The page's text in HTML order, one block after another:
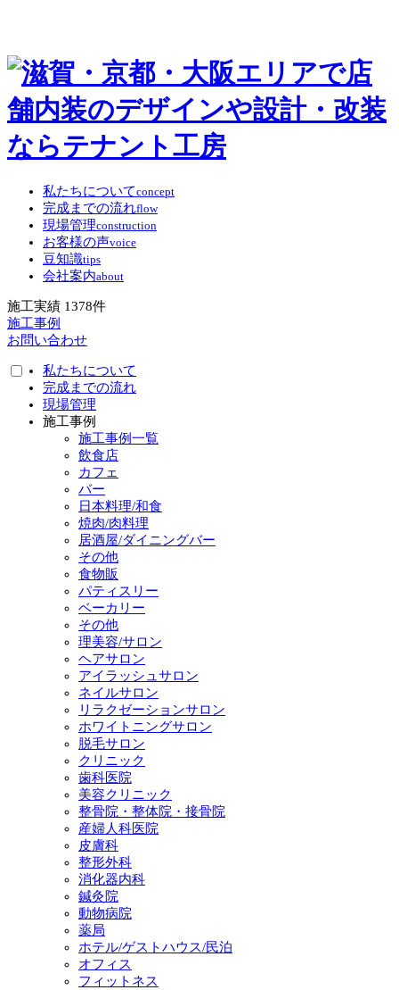
私たちについてconcept
完成までの流れflow
現場管理construction
お客様の声voice
豆知識tips
会社案内about
施工実績 1378件
施工事例
お問い合わせ
私たちについて
完成までの流れ
現場管理
施工事例
施工事例一覧
飲食店
カフェ
バー
日本料理/和食
焼肉/肉料理
居酒屋/ダイニングバー
その他
食物販
パティスリー
ベーカリー
その他
理美容/サロン
ヘアサロン
アイラッシュサロン
ネイルサロン
リラクゼーションサロン
ホワイトニングサロン
脱毛サロン
クリニック
歯科医院
美容クリニック
整骨院・整体院・接骨院
産婦人科医院
皮膚科
整形外科
消化器内科
鍼灸院
動物病院
薬局
ホテル/ゲストハウス/民泊
オフィス
フィットネス